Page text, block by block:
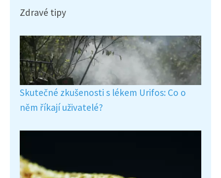
Zdravé tipy
Skutečné zkušenosti s lékem Urifos: Co o
něm říkají uživatelé?